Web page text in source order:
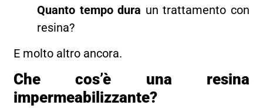
Quanto tempo dura un trattamento con
resina?
E molto altro ancora.
Che cos’è una resina
impermeabilizzante?